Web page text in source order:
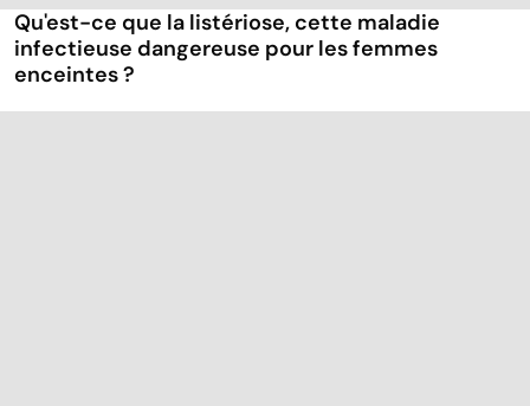
Qu'est-ce que la listériose, cette maladie
infectieuse dangereuse pour les femmes
enceintes ?